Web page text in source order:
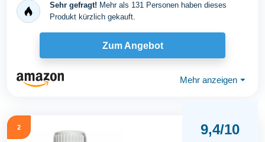
Sehr gefragt! Mehr als 131 Personen haben dieses
Produkt kürzlich gekauft.
Zum Angebot
Mehr anzeigen ⏷
2 9,4/10